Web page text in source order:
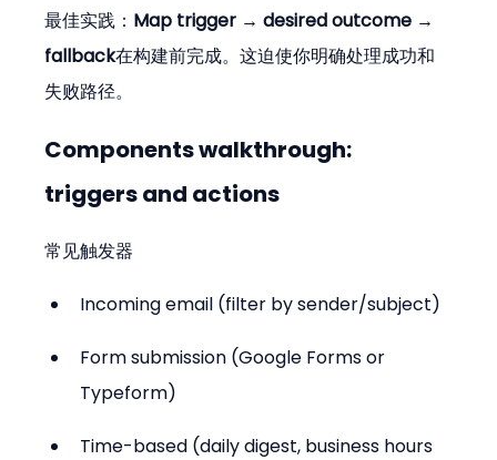
最佳实践： Map trigger → desired outcome →
fallback在构建前完成。这迫使你明确处理成功和
失败路径。
Components walkthrough:
triggers and actions
常见触发器
Incoming email (filter by sender/subject)
Form submission (Google Forms or
Typeform)
Time-based (daily digest, business hours